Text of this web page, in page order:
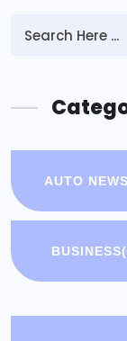
AUTO NEWS
BUSINESS